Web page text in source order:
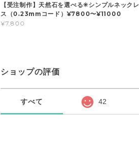
【受注制作】天然石を選べる✳︎シンプルネックレ
ス（0.23mmコード）¥7800〜¥11000
¥7,800
ショップの評価
すべて 42